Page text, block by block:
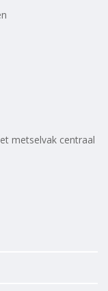
metselvak centraal